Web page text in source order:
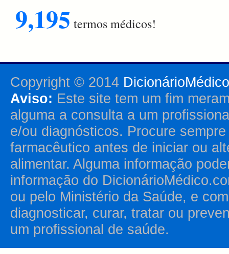
9,195 termos médicos!
Copyright © 2014
Aviso: Este site tem um fim
alguma a consulta a um
e/ou diagnósticos. Procure
farmacêutico antes de iniciar ou
alimentar. Alguma informação
informação do
ou pelo Ministério da Saúde, e
diagnosticar, curar, tratar ou
um profissional de saúde.